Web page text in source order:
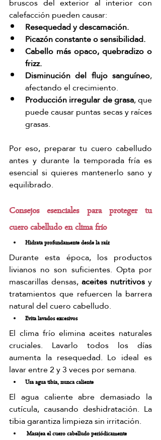
calefacción pueden causar:
Resequedad y descamación.
Picazón constante o sensibilidad.
Cabello más opaco, quebradizo o
frizz.
Disminución del flujo sanguíneo,
afectando el crecimiento.
Producción irregular de grasa, que
puede causar puntas secas y raíces
grasas.
Por eso, preparar tu cuero cabelludo
antes y durante la temporada fría es
esencial si quieres mantenerlo sano y
equilibrado.
Consejos esenciales para proteger tu
cuero cabelludo en clima frío
Hidrata profundamente desde la raíz
Durante esta época, los productos
livianos no son suficientes. Opta por
mascarillas densas, aceites nutritivos y
tratamientos que refuercen la barrera
natural del cuero cabelludo.
Evita lavados excesivos
El clima frío elimina aceites naturales
cruciales. Lavarlo todos los días
aumenta la resequedad. Lo ideal es
lavar entre 2 y 3 veces por semana.
Usa agua tibia, nunca caliente
El agua caliente abre demasiado la
cutícula, causando deshidratación. La
tibia garantiza limpieza sin irritación.
Masajea el cuero cabelludo periódicamente